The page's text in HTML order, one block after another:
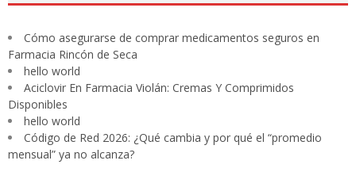
Cómo asegurarse de comprar medicamentos seguros en
Farmacia Rincón de Seca
hello world
Aciclovir En Farmacia Violán: Cremas Y Comprimidos
Disponibles
hello world
Código de Red 2026: ¿Qué cambia y por qué el “promedio
mensual” ya no alcanza?